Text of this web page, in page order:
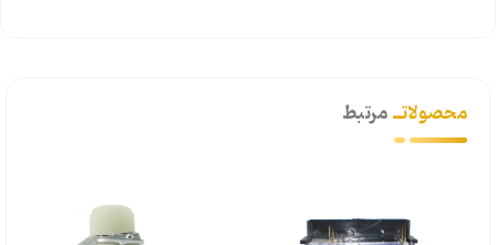
محصولاتــمرتبط